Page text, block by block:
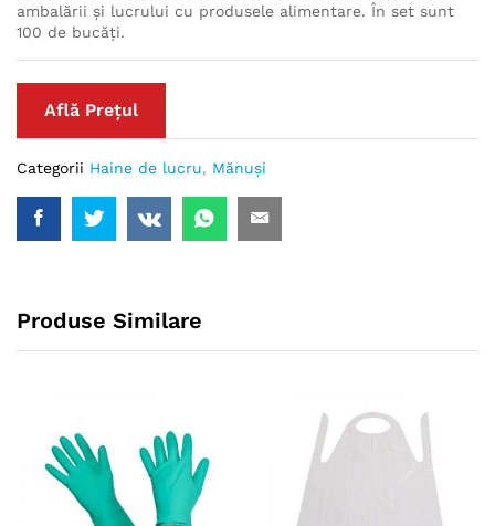
ambalării și lucrului cu produsele alimentare. În set sunt
100 de bucăți.
Află Prețul
Categorii Haine de lucru, Mănuși
Produse Similare